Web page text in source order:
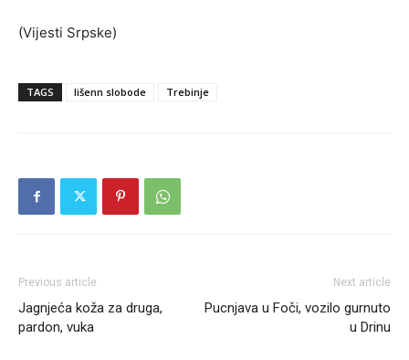
(Vijesti Srpske)
TAGS lišenn slobode Trebinje
Previous article
Jagnjeća koža za druga,
pardon, vuka
Next article
Pucnjava u Foči, vozilo gurnuto
u Drinu